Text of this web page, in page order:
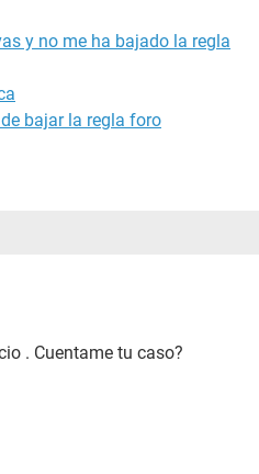
y no me ha bajado la regla
bajar la regla foro
. Cuentame tu caso?